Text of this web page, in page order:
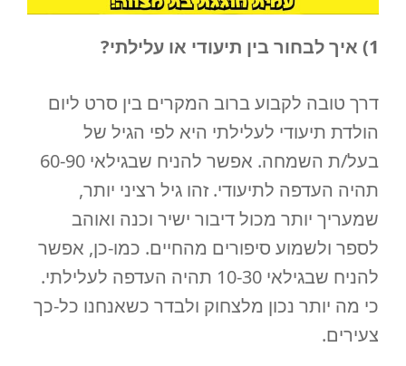
1) איך לבחור בין תיעודי או עלילתי?
דרך טובה לקבוע ברוב המקרים בין סרט ליום
הולדת תיעודי לעלילתי היא לפי הגיל של
בעל/ת השמחה. אפשר להניח שבגילאי 60-90
תהיה העדפה לתיעודי. זהו גיל רציני יותר,
שמעריך יותר מכול דיבור ישיר וכנה ואוהב
לספר ולשמוע סיפורים מהחיים. כמו-כן, אפשר
להניח שבגילאי 10-30 תהיה העדפה לעלילתי.
כי מה יותר נכון מלצחוק ולבדר כשאנחנו כל-כך
צעירים.